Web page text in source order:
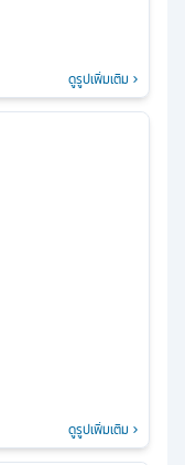
ดูรูปเพิ่มเติม
ดูรูปเพิ่มเติม